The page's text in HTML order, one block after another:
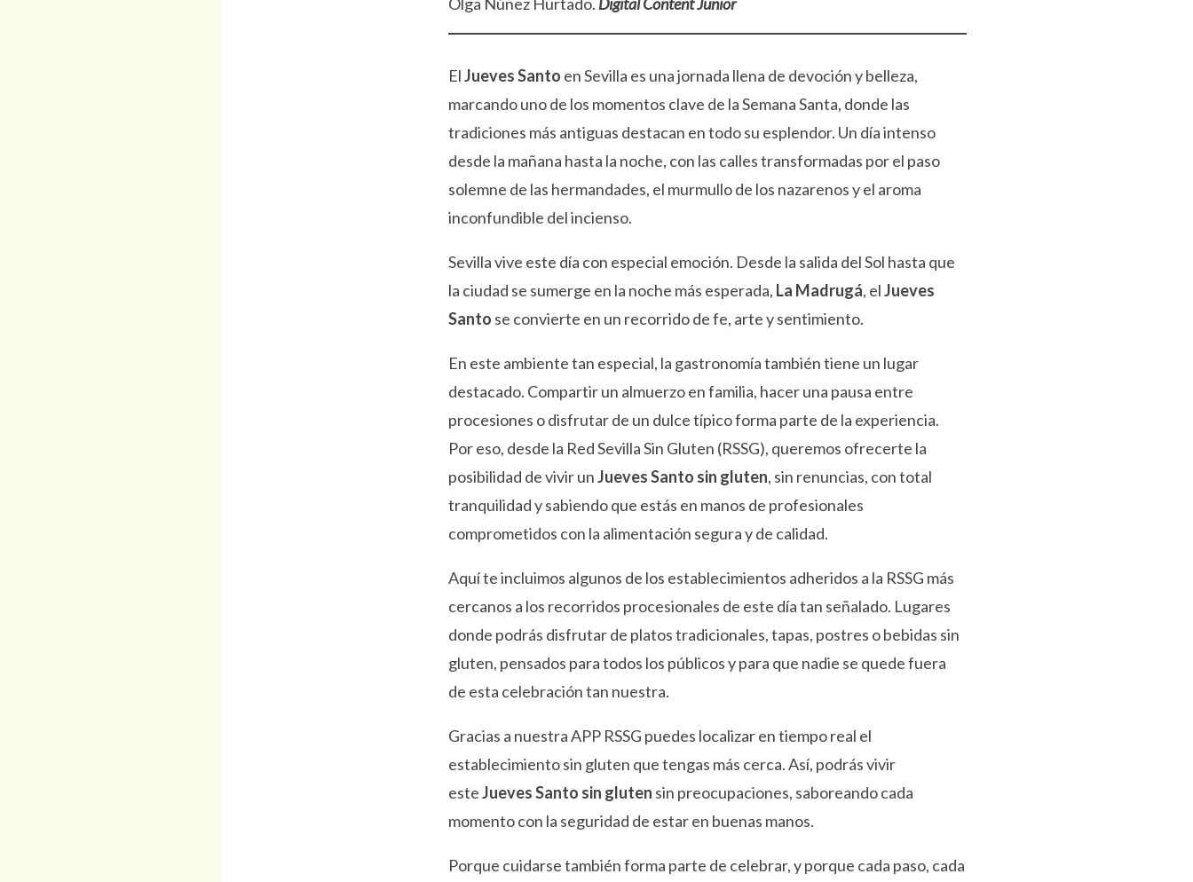
ElJueves Santo en Sevilla es una jornada llena de devoción y belleza,
marcando uno de los momentos clave de la Semana Santa, donde las
tradiciones más antiguas destacan en todo su esplendor. Un día intenso
desde la mañana hasta la noche, con las calles transformadas por el paso
solemne de las hermandades, el murmullo de los nazarenos y el aroma
inconfundible del incienso.
Sevilla vive este día con especial emoción. Desde la salida del Sol hasta que
la ciudad se sumerge en la noche más esperada, La Madrugá, elJueves
Santo se convierte en un recorrido de fe, arte y sentimiento.
En este ambiente tan especial, la gastronomía también tiene un lugar
destacado. Compartir un almuerzo en familia, hacer una pausa entre
procesiones o disfrutar de un dulce típico forma parte de la experiencia.
Por eso, desde la Red Sevilla Sin Gluten (RSSG), queremos ofrecerte la
posibilidad de vivir unJueves Santo sin gluten, sin renuncias, con total
tranquilidad y sabiendo que estás en manos de profesionales
comprometidos con la alimentación segura y de calidad.
Aquí te incluimos algunos de los establecimientos adheridos a la RSSG más
cercanos a los recorridos procesionales de este día tan señalado. Lugares
donde podrás disfrutar de platos tradicionales, tapas, postres o bebidas sin
gluten, pensados para todos los públicos y para que nadie se quede fuera
de esta celebración tan nuestra.
Gracias a nuestra APP RSSG puedes localizar en tiempo real el
establecimiento sin gluten que tengas más cerca. Así, podrás vivir
esteJueves Santo sin gluten sin preocupaciones, saboreando cada
momento con la seguridad de estar en buenas manos.
Porque cuidarse también forma parte de celebrar, y porque cada paso, cada